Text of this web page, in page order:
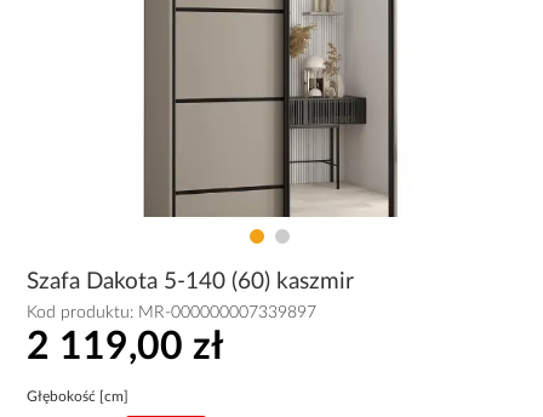
Szafa Dakota 5-140 (60) kaszmir
Kod produktu: MR-000000007339897
2 119,00 zł
Głębokość [cm]